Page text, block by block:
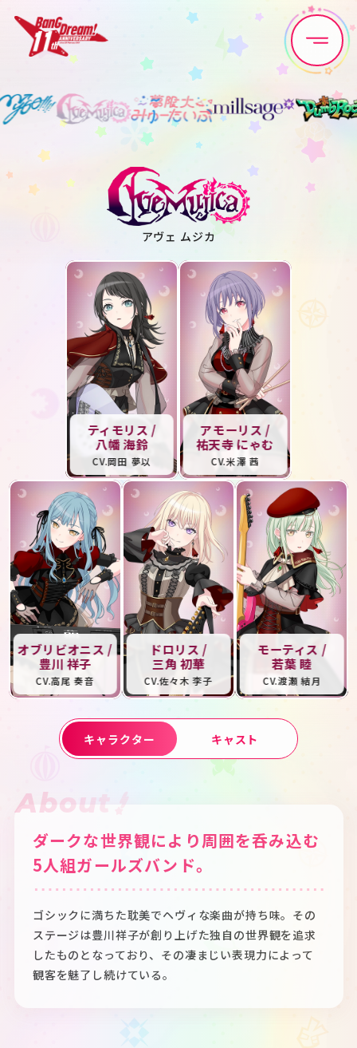
News
Live•Event Discography
Artist Anime
Media
Schedule About
Goods
アヴェ ムジカ
オブリビオニス /
豊川 祥子
CV.高尾 奏音
ティモリス /
八幡 海鈴
CV.岡田 夢以
ドロリス /
三角 初華
CV.佐々木 李子
アモーリス /
祐天寺 にゃむ
CV.米澤 茜
モーティス /
若葉 睦
CV.渡瀬 結月
キャラクター キャスト
About
ダークな世界観により周囲を呑み込む
5人組ガールズバンド。
ゴシックに満ちた耽美でヘヴィな楽曲が持ち味。その
ステージは豊川祥子が創り上げた独自の世界観を追求
したものとなっており、その凄まじい表現力によって
観客を魅了し続けている。